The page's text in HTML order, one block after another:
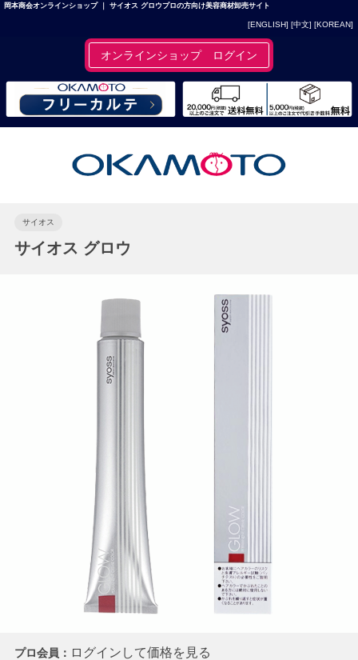
岡本商会オンラインショップ ｜ サイオス グロウプロの方向け美容商材卸売サイト
[ENGLISH] [中文] [KOREAN]
オンラインショップ ログイン
サイオス
サイオス グロウ
プロ会員： ログインして価格を見る